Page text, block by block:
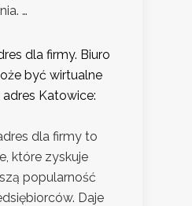
…
dla firmy. Biuro
być wirtualne
Katowice:
dla firmy to
które zyskuje
popularność
Daje